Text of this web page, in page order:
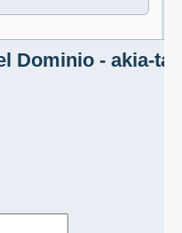
Dominio - akia-